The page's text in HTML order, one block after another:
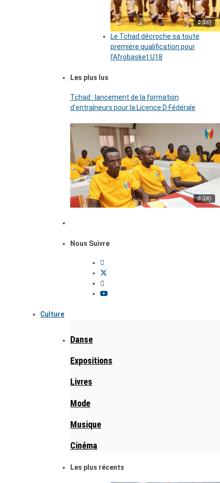
© (DR)
Le Tchad décroche sa toute
première qualification pour
l’Afrobasket U18
Les plus lus
Tchad : lancement de la formation
d’entraîneurs pour la Licence D Fédérale
© (DR)
Nous Suivre
Culture
Danse
Expositions
Livres
Mode
Musique
Cinéma
Les plus récents